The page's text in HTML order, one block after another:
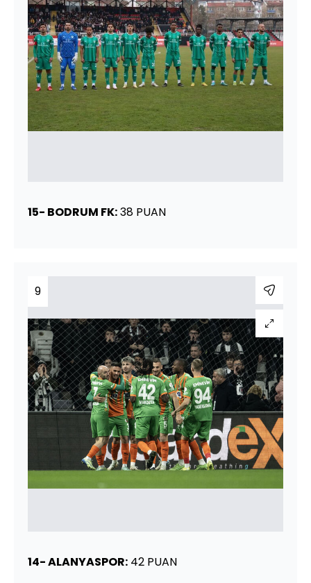
15- BODRUM FK:38 PUAN
9
14- ALANYASPOR: 42 PUAN